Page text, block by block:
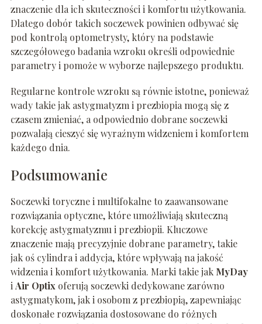
znaczenie dla ich skuteczności i komfortu użytkowania.
Dlatego dobór takich soczewek powinien odbywać się
pod kontrolą optometrysty, który na podstawie
szczegółowego badania wzroku określi odpowiednie
parametry i pomoże w wyborze najlepszego produktu.
Regularne kontrole wzroku są równie istotne, ponieważ
wady takie jak astygmatyzm i prezbiopia mogą się z
czasem zmieniać, a odpowiednio dobrane soczewki
pozwalają cieszyć się wyraźnym widzeniem i komfortem
każdego dnia.
Podsumowanie
Soczewki toryczne i multifokalne to zaawansowane
rozwiązania optyczne, które umożliwiają skuteczną
korekcję astygmatyzmu i prezbiopii. Kluczowe
znaczenie mają precyzyjnie dobrane parametry, takie
jak oś cylindra i addycja, które wpływają na jakość
widzenia i komfort użytkowania. Marki takie jak MyDay
iAir Optixoferują soczewki dedykowane zarówno
astygmatykom, jak i osobom z prezbiopią, zapewniając
doskonałe rozwiązania dostosowane do różnych